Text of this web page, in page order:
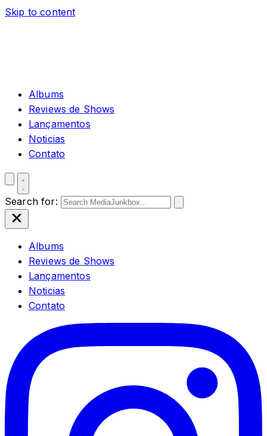
Skip to content
Albums
Reviews de Shows
Lançamentos
Noticias
Contato
Search for:
Albums
Reviews de Shows
Lançamentos
Noticias
Contato